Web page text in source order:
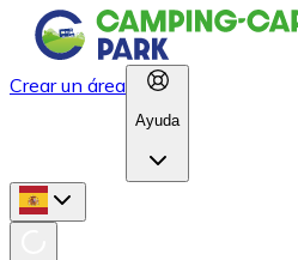
Crear un área
Ayuda